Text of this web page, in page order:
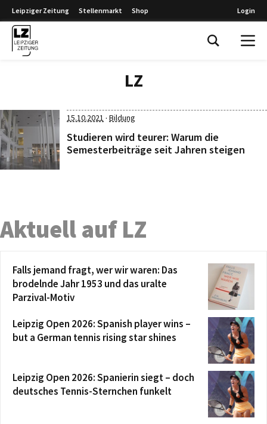
Leipziger Zeitung Stellenmarkt Shop Login
LZ
15.10.2021 · Bildung
Studieren wird teurer: Warum die
Semesterbeiträge seit Jahren steigen
Aktuell auf LZ
Falls jemand fragt, wer wir waren: Das
brodelnde Jahr 1953 und das uralte
Parzival-Motiv
Leipzig Open 2026: Spanish player wins –
but a German tennis rising star shines
Leipzig Open 2026: Spanierin siegt – doch
deutsches Tennis-Sternchen funkelt